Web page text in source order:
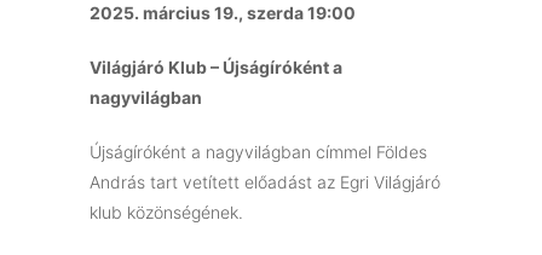
2025. március 19., szerda 19:00
Világjáró Klub – Újságíróként a
nagyvilágban
Újságíróként a nagyvilágban címmel Földes
András tart vetített előadást az Egri Világjáró
klub közönségének.